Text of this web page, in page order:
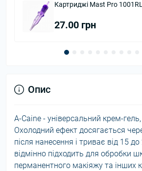
Вазелін Cherry
70.00 грн
Опис
A-Caine - універсальний крем-
Охолодний ефект досягається
після нанесення і триває від 15
відмінно підходить для обробки
перманентного макіяжу та інших